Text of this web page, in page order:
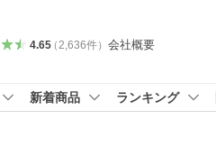
4.65（ 2,636件） 会社概要
新着商品 ランキング